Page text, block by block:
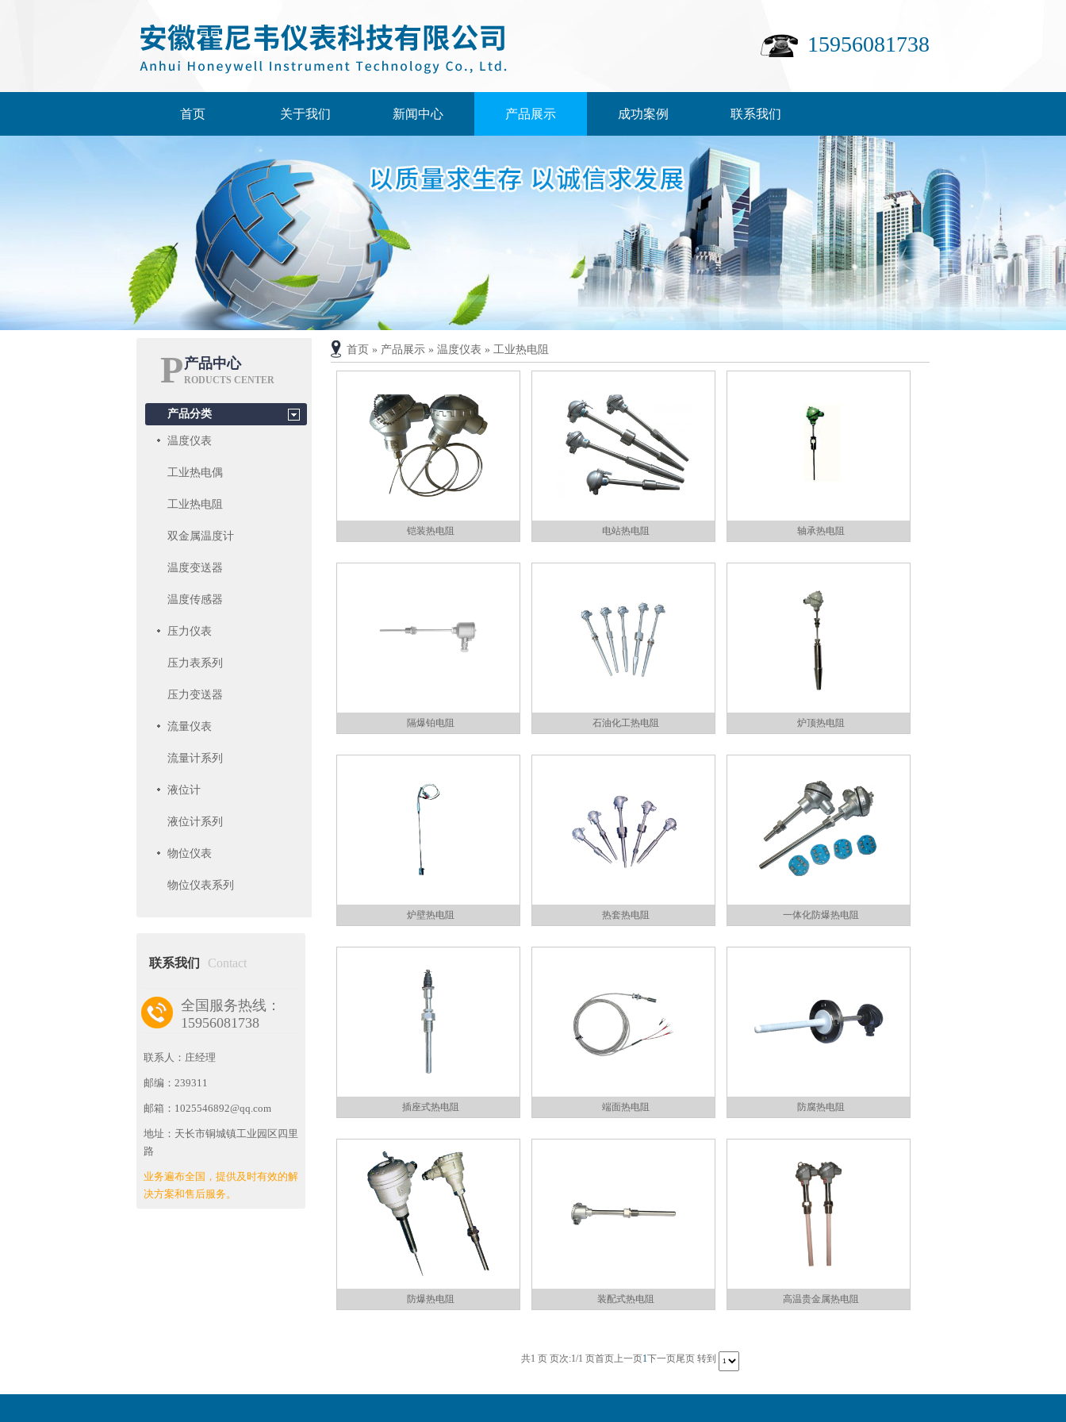
15956081738
首页 关于我们 新闻中心 产品展示 成功案例 联系我们
P产品中心
RODUCTS CENTER
产品分类
温度仪表
工业热电偶
工业热电阻
双金属温度计
温度变送器
温度传感器
压力仪表
压力表系列
压力变送器
流量仪表
流量计系列
液位计
液位计系列
物位仪表
物位仪表系列
联系我们 Contact
全国服务热线：
15956081738
联系人：庄经理
邮编：239311
邮箱：1025546892@qq.com
地址：天长市铜城镇工业园区四里
路
业务遍布全国，提供及时有效的解
决方案和售后服务。
首页 » 产品展示 » 温度仪表 » 工业热电阻
铠装热电阻 电站热电阻 轴承热电阻
隔爆铂电阻 石油化工热电阻 炉顶热电阻
炉壁热电阻 热套热电阻 一体化防爆热电阻
插座式热电阻 端面热电阻 防腐热电阻
防爆热电阻 装配式热电阻 高温贵金属热电阻
共1 页 页次:1/1 页首页上一页1下一页尾页 转到